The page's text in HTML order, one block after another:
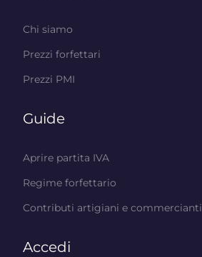
Chi siamo
Prezzi forfettari
Prezzi PMI
Guide
Aprire partita IVA
Regime forfettario
Contributi artigiani e commercianti
Accedi